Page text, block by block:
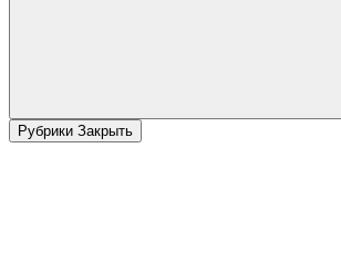
Рубрики Закрыть